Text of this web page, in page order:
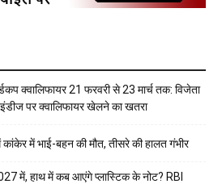
क्वालिफायर 21 फरवरी से 23 मार्च तक: विजेता
पर क्वालिफायर खेलने का खतरा
में भाई-बहन की मौत, तीसरे की हालत गंभीर
में, हाथ में कब आएंगे प्लास्टिक के नोट? RBI